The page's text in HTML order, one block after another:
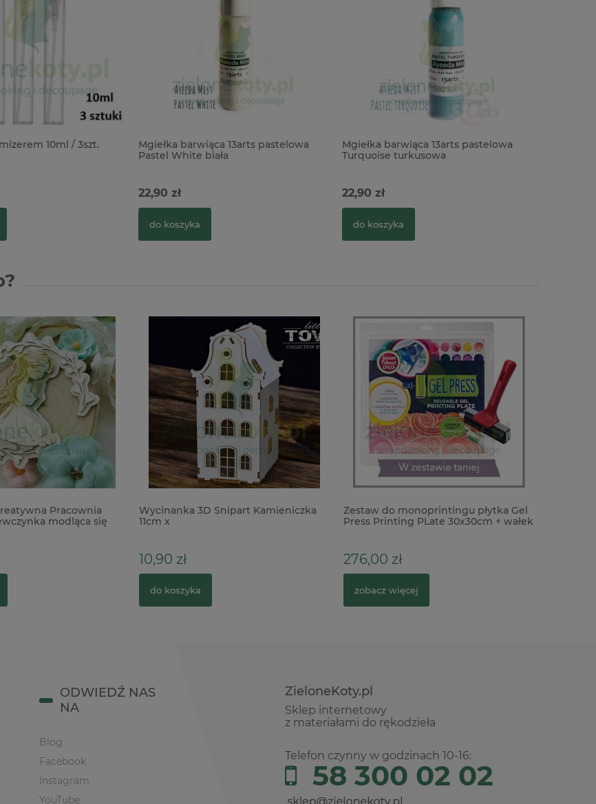
10ml / 3szt.
Mgiełka barwiąca 13arts pastelowa
Pastel White biała
22,90 zł
do koszyka
Mgiełka barwiąca 13arts pastelowa
Turquoise turkusowa
22,90 zł
do koszyka
Pracownia
modląca się
Wycinanka 3D Snipart Kamieniczka
11cm x
10,90 zł
do koszyka
Zestaw do monoprintingu płytka Gel
Press Printing PLate 30x30cm + wałek
276,00 zł
zobacz więcej
ZieloneKoty.pl
Sklep internetowy
z materiałami do rękodzieła
Telefon czynny w godzinach 10-16:
58 300 02 02
ODWIEDŹ NAS
NA
Blog
Facebook
Instagram
YouTube